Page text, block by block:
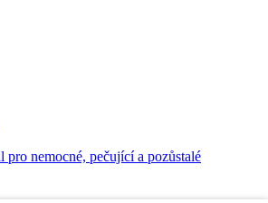
pro nemocné, pečující a pozůstalé